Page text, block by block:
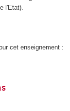
l'Etat).
cet enseignement :